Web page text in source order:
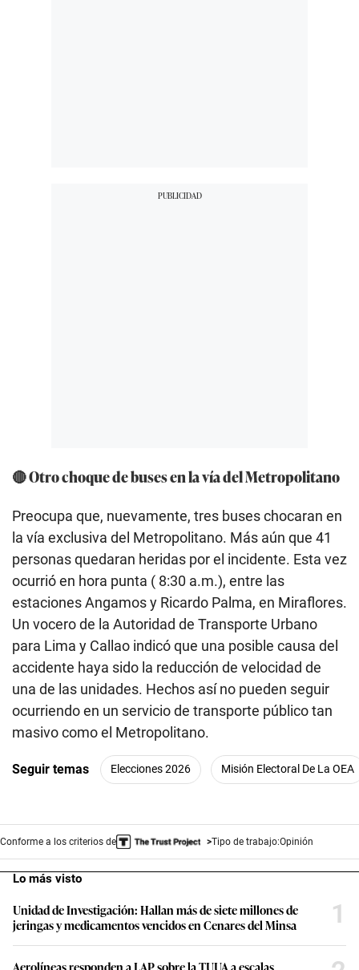
🔴 Otro choque de buses en la vía del Metropolitano
Preocupa que, nuevamente, tres buses chocaran en
la vía exclusiva del Metropolitano. Más aún que 41
personas quedaran heridas por el incidente. Esta vez
ocurrió en hora punta ( 8:30 a.m.), entre las
estaciones Angamos y Ricardo Palma, en Miraflores.
Un vocero de la Autoridad de Transporte Urbano
para Lima y Callao indicó que una posible causa del
accidente haya sido la reducción de velocidad de
una de las unidades. Hechos así no pueden seguir
ocurriendo en un servicio de transporte público tan
masivo como el Metropolitano.
Seguir temas Elecciones 2026 Misión Electoral De La OEA
Conforme a los criterios de Tipo de trabajo:Opinión
Lo más visto
Unidad de Investigación: Hallan más de siete millones de
jeringas y medicamentos vencidos en Cenares del Minsa
1
Aerolíneas responden a LAP sobre la TUUA a escalas